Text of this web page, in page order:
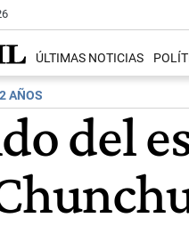
ÚLTIMAS NOTICIAS
AÑOS
del